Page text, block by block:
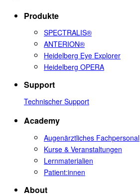
Produkte
SPECTRALIS®
ANTERION®
Heidelberg Eye Explorer
Heidelberg OPERA
Support
Technischer Support
Academy
Augenärztliches Fachpersonal
Kurse & Veranstaltungen
Lernmaterialien
Patient:innen
About